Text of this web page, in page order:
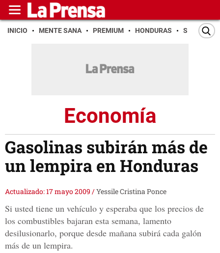
INICIO MENTE SANA PREMIUM HONDURAS SAN PEDRO
Economía
Gasolinas subirán más de
un lempira en Honduras
Actualizado: 17 mayo 2009 /Yessile Cristina Ponce
Si usted tiene un vehículo y esperaba que los precios de
los combustibles bajaran esta semana, lamento
desilusionarlo, porque desde mañana subirá cada galón
más de un lempira.